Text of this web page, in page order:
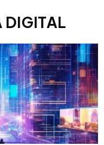
DIGITAL